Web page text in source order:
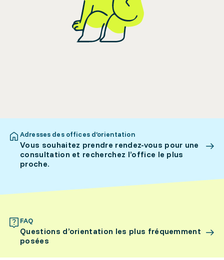
Adresses des offices d’orientation
Vous souhaitez prendre rendez-vous pour une
consultation et recherchez l’office le plus
proche.
FAQ
Questions d’orientation les plus fréquemment
posées